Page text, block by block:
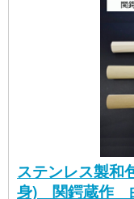
ステンレス製和
身) 関鍔蔵作